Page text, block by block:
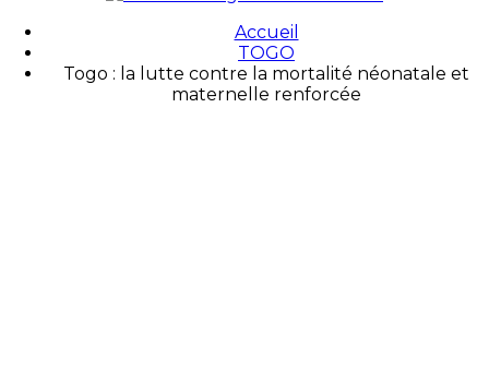
Accueil
TOGO
Togo : la lutte contre la mortalité néonatale et
maternelle renforcée